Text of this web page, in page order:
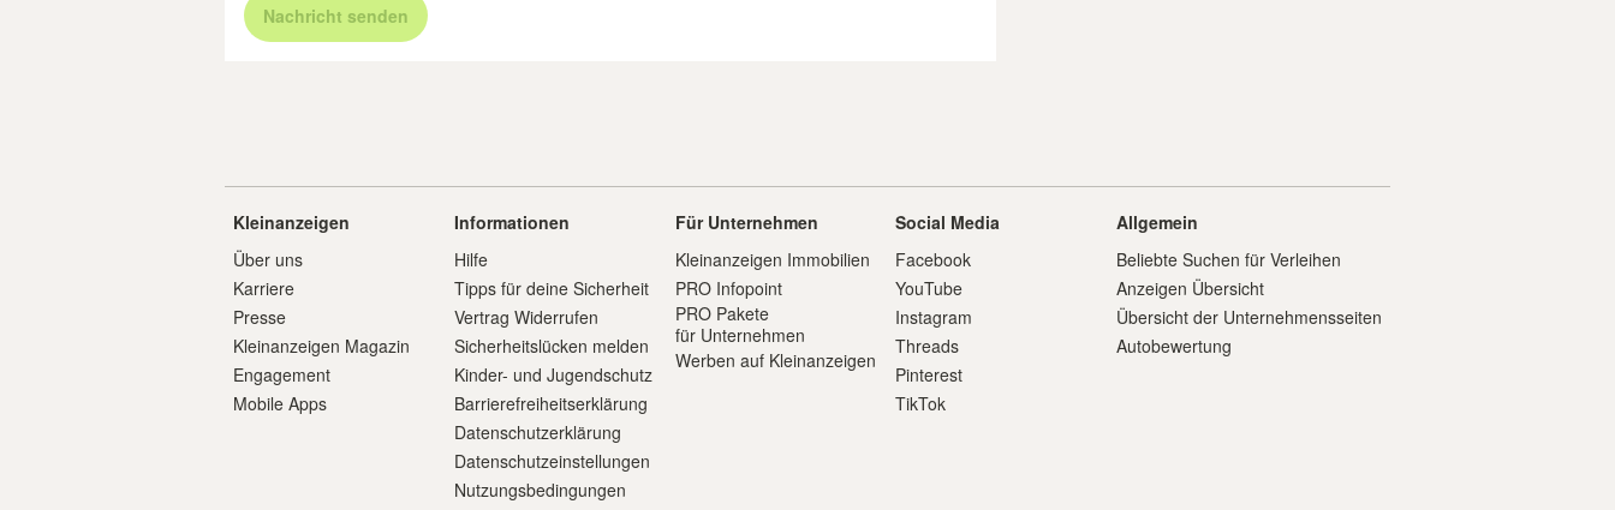
Nachricht senden
Kleinanzeigen
Über uns
Karriere
Presse
Kleinanzeigen Magazin
Engagement
Mobile Apps
Informationen
Hilfe
Tipps für deine Sicherheit
Vertrag Widerrufen
Sicherheitslücken melden
Kinder- und Jugendschutz
Barrierefreiheitserklärung
Datenschutzerklärung
Datenschutzeinstellungen
Nutzungsbedingungen
Für Unternehmen
Kleinanzeigen Immobilien
PRO Infopoint
PRO Pakete
für Unternehmen
Werben auf Kleinanzeigen
Social Media
Facebook
YouTube
Instagram
Threads
Pinterest
TikTok
Allgemein
Beliebte Suchen für Verleihen
Anzeigen Übersicht
Übersicht der Unternehmensseiten
Autobewertung